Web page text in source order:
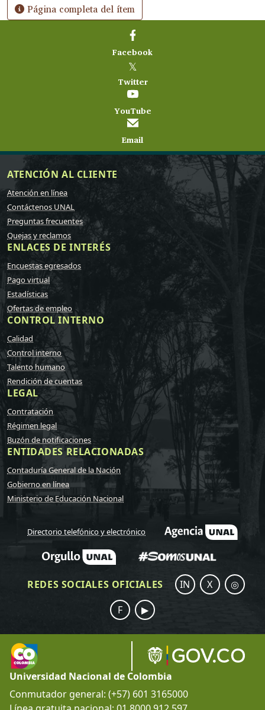
Página completa del ítem
Facebook
𝕏
Twitter
YouTube
Email
ATENCIÓN AL CLIENTE
Atención en línea
Contáctenos UNAL
Preguntas frecuentes
Quejas y reclamos
ENLACES DE INTERÉS
Encuestas egresados
Pago virtual
Estadísticas
Ofertas de empleo
CONTROL INTERNO
Calidad
Control interno
Talento humano
Rendición de cuentas
LEGAL
Contratación
Régimen legal
Buzón de notificaciones
ENTIDADES RELACIONADAS
Contaduría General de la Nación
Gobierno en línea
Ministerio de Educación Nacional
Directorio telefónico y electrónico
REDES SOCIALES OFICIALES IN X
◎
F
▶
Universidad Nacional de Colombia
Conmutador general: (+57) 601 3165000